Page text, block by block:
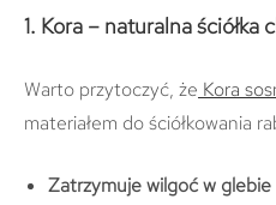
1. Kora – naturalna ściółka
Warto przytoczyć, że Kora
materiałem do ściółkowania
Zatrzymuje wilgoć w glebie